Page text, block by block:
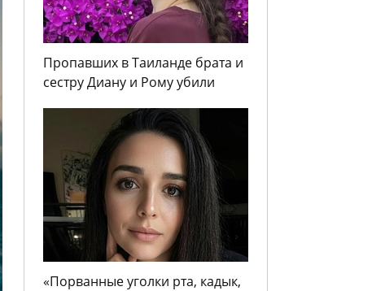
Пропавших в Таиланде брата и
сестру Диану и Рому убили
«Порванные уголки рта, кадык,